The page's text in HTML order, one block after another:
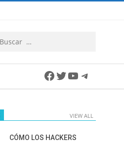
Facebook
Twitter
YouTube
VIEW ALL
CÓMO LOS HACKERS